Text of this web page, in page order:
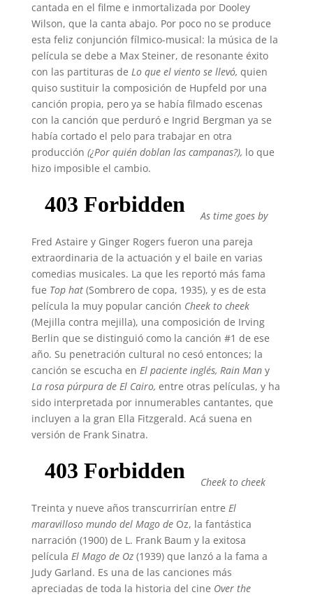
cantada en el filme e inmortalizada por Dooley
Wilson, que la canta abajo. Por poco no se produce
esta feliz conjunción fílmico-musical: la música de la
película se debe a Max Steiner, de resonante éxito
con las partituras de Lo que el viento se llevó, quien
quiso sustituir la composición de Hupfeld por una
canción propia, pero ya se había filmado escenas
con la canción que perduró e Ingrid Bergman ya se
había cortado el pelo para trabajar en otra
producción (¿Por quién doblan las campanas?), lo que
hizo imposible el cambio.
As time goes by
Fred Astaire y Ginger Rogers fueron una pareja
extraordinaria de la actuación y el baile en varias
comedias musicales. La que les reportó más fama
fue Top hat (Sombrero de copa, 1935), y es de esta
película la muy popular canción Cheek to cheek
(Mejilla contra mejilla), una composición de Irving
Berlin que se distinguió como la canción #1 de ese
año. Su penetración cultural no cesó entonces; la
canción se escucha en El paciente inglés, Rain Many
La rosa púrpura de El Cairo, entre otras películas, y ha
sido interpretada por innumerables cantantes, que
incluyen a la gran Ella Fitzgerald. Acá suena en
versión de Frank Sinatra.
Cheek to cheek
Treinta y nueve años transcurrirían entre El
maravilloso mundo del Mago deOz, la fantástica
narración (1900) de L. Frank Baum y la exitosa
película El Mago de Oz (1939) que lanzó a la fama a
Judy Garland. Es una de las canciones más
apreciadas de toda la historia del cine Over the